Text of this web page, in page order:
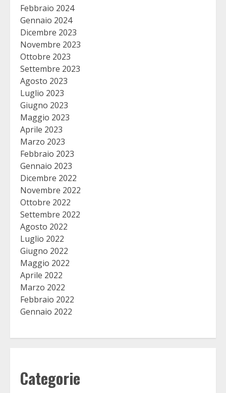
Febbraio 2024
Gennaio 2024
Dicembre 2023
Novembre 2023
Ottobre 2023
Settembre 2023
Agosto 2023
Luglio 2023
Giugno 2023
Maggio 2023
Aprile 2023
Marzo 2023
Febbraio 2023
Gennaio 2023
Dicembre 2022
Novembre 2022
Ottobre 2022
Settembre 2022
Agosto 2022
Luglio 2022
Giugno 2022
Maggio 2022
Aprile 2022
Marzo 2022
Febbraio 2022
Gennaio 2022
Categorie